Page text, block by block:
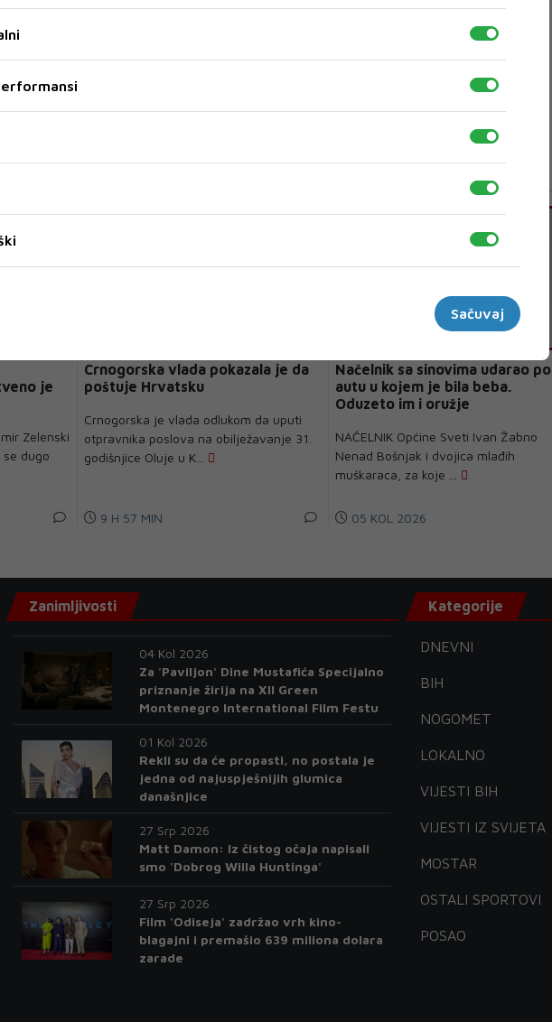
je
Zelenski
dugo
Crnogorska vlada pokazala je da
poštuje Hrvatsku
Crnogorska je vlada odlukom da uputi
otpravnika poslova na obilježavanje 31.
godišnjice Oluje u K...
9 H 57 MIN
Načelnik sa sinovima udarao po
autu u kojem je bila beba.
Oduzeto im i oružje
NAČELNIK Općine Sveti Ivan Žabno
Nenad Bošnjak i dvojica mlađih
muškaraca, za koje ...
05 KOL 2026
Sačuvaj
Zanimljivosti
04 Kol 2026
Za 'Paviljon' Dine Mustafića Specijalno
priznanje žirija na XII Green
Montenegro International Film Festu
01 Kol 2026
Rekli su da će propasti, no postala je
jedna od najuspješnijih glumica
današnjice
27 Srp 2026
Matt Damon: Iz čistog očaja napisali
smo 'Dobrog Willa Huntinga'
27 Srp 2026
Film 'Odiseja' zadržao vrh kino-
blagajni i premašio 639 miliona dolara
zarade
Kategorije
DNEVNI
BIH
NOGOMET
LOKALNO
VIJESTI BIH
VIJESTI IZ SVIJETA
MOSTAR
OSTALI SPORTOVI
POSAO